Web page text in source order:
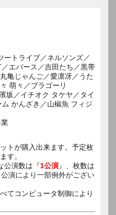
ートライブ／ネルソンズ／
エバース／吉田たち／黒帯
亀じゃんご／愛凛冴／うた
萌々／ブラゴーリ
坂／イチオク タケヤ／タイ
かんざき／山椒魚 フィジ
トが購入出来ます。予定枚
す。
公演数は『1公演』、枚数は
演により一部例外がござい
てコンピュータ制御により